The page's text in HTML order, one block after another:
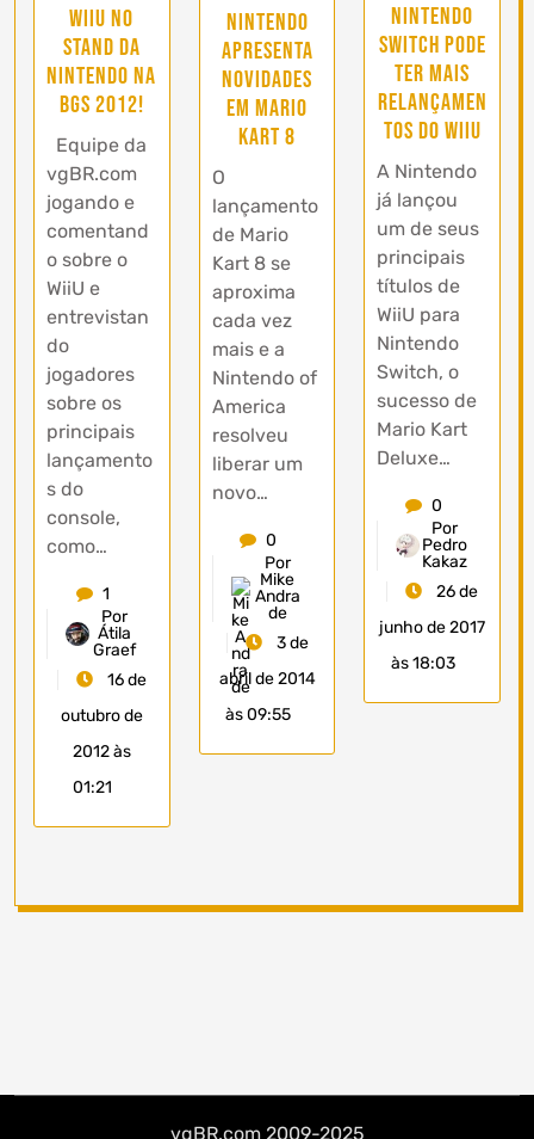
WiiU no
Stand da
Nintendo na
BGS 2012!
Equipe da
vgBR.com
jogando e
comentand
o sobre o
WiiU e
entrevistan
do
jogadores
sobre os
principais
lançamento
s do
console,
como…
1
Por
Átila
Graef
16 de
outubro de
2012 às
01:21
Nintendo
apresenta
novidades
em Mario
Kart 8
O
lançamento
de Mario
Kart 8 se
aproxima
cada vez
mais e a
Nintendo of
America
resolveu
liberar um
novo…
0
Por
Mike
Andra
de
3 de
abril de 2014
às 09:55
Nintendo
Switch pode
ter mais
relançamen
tos do WiiU
A Nintendo
já lançou
um de seus
principais
títulos de
WiiU para
Nintendo
Switch, o
sucesso de
Mario Kart
Deluxe…
0
Por
Pedro
Kakaz
26 de
junho de 2017
às 18:03
vgBR.com 2009-2025